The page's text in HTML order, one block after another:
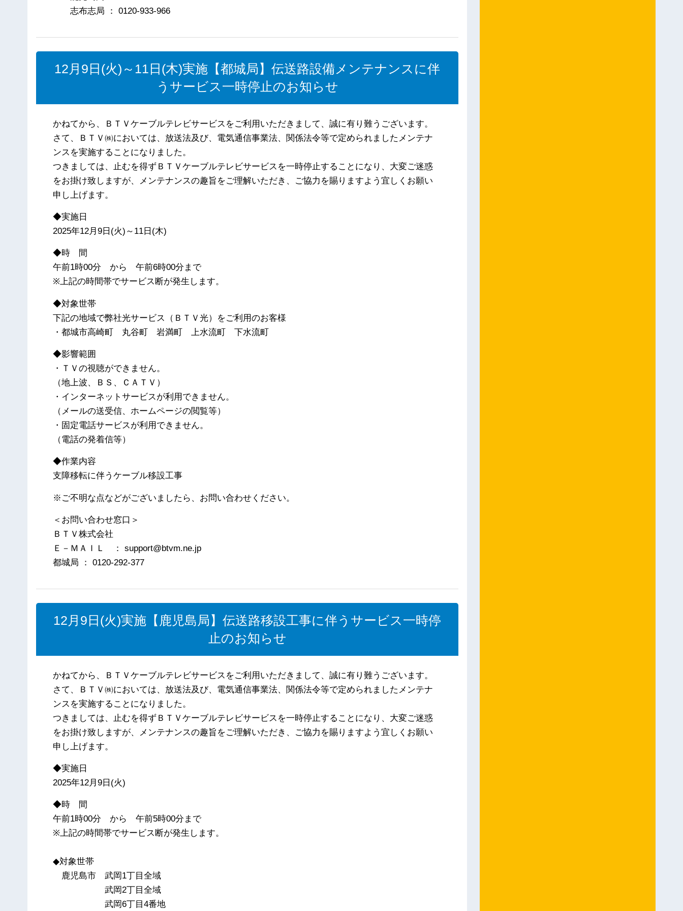
志布志局 ： 0120-933-966
12月9日(火)～11日(木)実施【都城局】伝送路設備メンテナンスに伴
うサービス一時停止のお知らせ
かねてから、ＢＴＶケーブルテレビサービスをご利用いただきまして、誠に有り難うございます。
さて、ＢＴＶ㈱においては、放送法及び、電気通信事業法、関係法令等で定められましたメンテナ
ンスを実施することになりました。
つきましては、止むを得ずＢＴＶケーブルテレビサービスを一時停止することになり、大変ご迷惑
をお掛け致しますが、メンテナンスの趣旨をご理解いただき、ご協力を賜りますよう宜しくお願い
申し上げます。
◆実施日
2025年12月9日(火)～11日(木)
◆時 間
午前1時00分 から 午前6時00分まで
※上記の時間帯でサービス断が発生します。
◆対象世帯
下記の地域で弊社光サービス（ＢＴＶ光）をご利用のお客様
・都城市高崎町 丸谷町 岩満町 上水流町 下水流町
◆影響範囲
・ＴＶの視聴ができません。
（地上波、ＢＳ、ＣＡＴＶ）
・インターネットサービスが利用できません。
（メールの送受信、ホームページの閲覧等）
・固定電話サービスが利用できません。
（電話の発着信等）
◆作業内容
支障移転に伴うケーブル移設工事
※ご不明な点などがございましたら、お問い合わせください。
＜お問い合わせ窓口＞
ＢＴＶ株式会社
Ｅ－ＭＡＩＬ ： support@btvm.ne.jp
都城局 ： 0120-292-377
12月9日(火)実施【鹿児島局】伝送路移設工事に伴うサービス一時停
止のお知らせ
かねてから、ＢＴＶケーブルテレビサービスをご利用いただきまして、誠に有り難うございます。
さて、ＢＴＶ㈱においては、放送法及び、電気通信事業法、関係法令等で定められましたメンテナ
ンスを実施することになりました。
つきましては、止むを得ずＢＴＶケーブルテレビサービスを一時停止することになり、大変ご迷惑
をお掛け致しますが、メンテナンスの趣旨をご理解いただき、ご協力を賜りますよう宜しくお願い
申し上げます。
◆実施日
2025年12月9日(火)
◆時 間
午前1時00分 から 午前5時00分まで
※上記の時間帯でサービス断が発生します。
◆対象世帯
鹿児島市 武岡1丁目全域
武岡2丁目全域
武岡6丁目4番地